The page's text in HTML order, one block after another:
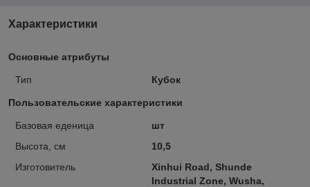
Характеристики
Основные атрибуты
Тип Кубок
Пользовательские характеристики
Базовая еденица
шт
Высота, см
10,5
Изготовитель
Xinhui Road, Shunde
Industrial Zone, Wusha,